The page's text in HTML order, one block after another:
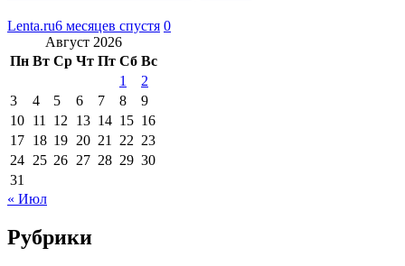
Lenta.ru6 месяцев спустя 0
Август 2026
Пн Вт Ср Чт Пт Сб Вс
1
2
3
4 5 6 7 8
9
10 11 12 13 14 15 16
17 18 19 20 21 22 23
24 25 26 27 28 29 30
31
« Июл
Рубрики